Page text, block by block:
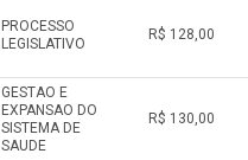
PROCESSO
LEGISLATIVO
R$ 128,00
GESTAO E
EXPANSAO DO
SISTEMA DE
SAUDE
R$ 130,00